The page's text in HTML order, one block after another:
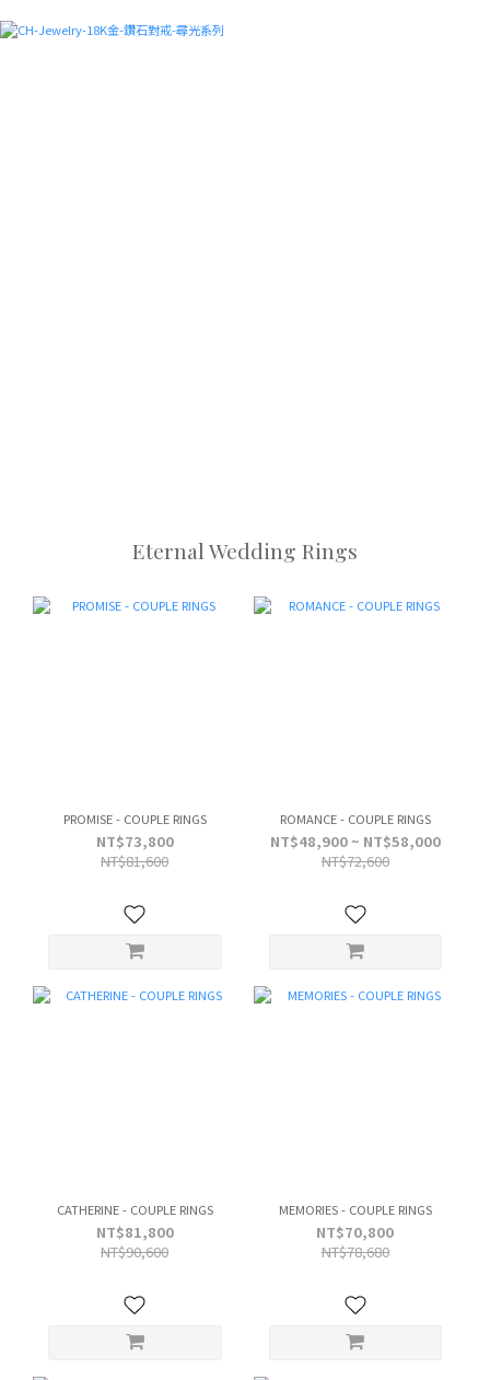
Eternal Wedding Rings
PROMISE - COUPLE RINGS
NT$73,800
NT$81,600
ROMANCE - COUPLE RINGS
NT$48,900 ~ NT$58,000
NT$72,600
CATHERINE - COUPLE RINGS
NT$81,800
NT$90,600
MEMORIES - COUPLE RINGS
NT$70,800
NT$78,680